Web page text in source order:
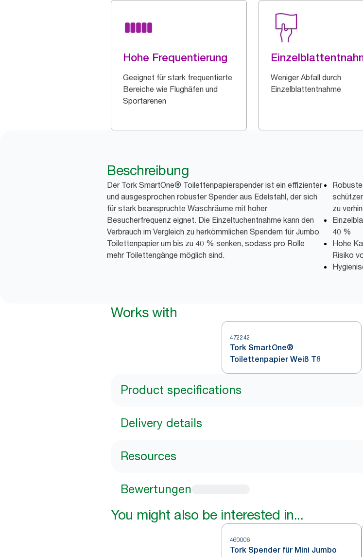
Hohe Frequentierung
Geeignet für stark frequentierte
Bereiche wie Flughäfen und
Sportarenen
Weniger Abfall durch
Einzelblattentnahme
Beschreibung
Der Tork SmartOne® Toilettenpapierspender ist ein effizienter
und ausgesprochen robuster Spender aus Edelstahl, der sich
für stark beanspruchte Waschräume mit hoher
Besucherfrequenz eignet. Die Einzeltuchentnahme kann den
Verbrauch im Vergleich zu herkömmlichen Spendern für Jumbo
Toilettenpapier um bis zu 40 % senken, sodass pro Rolle
mehr Toilettengänge möglich sind.
zu
40 %
Hohe
Risiko
Works with
472242
Tork SmartOne®
Toilettenpapier Weiß T8
Product specifications
Delivery details
Resources
Bewertungen
You might also be interested in...
460006
Tork Spender für Mini Jumbo